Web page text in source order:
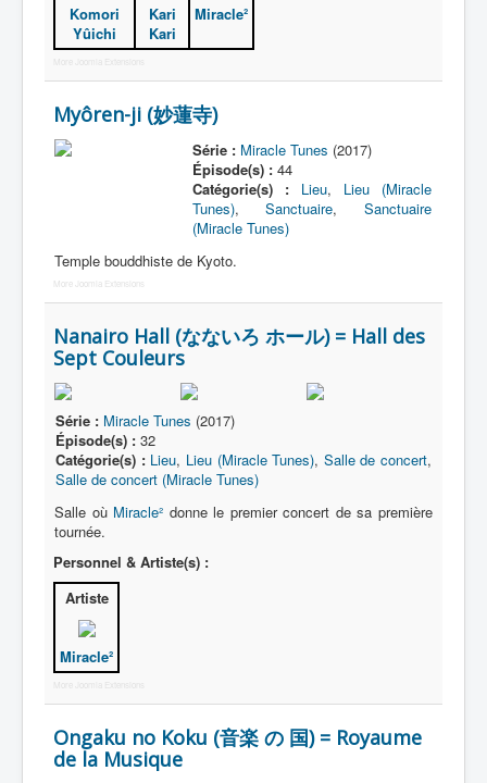
Komori
Yûichi
Kari
Kari
Miracle²
More Joomla Extensions
Myôren-ji (妙蓮寺)
Série : Miracle Tunes (2017)
Épisode(s) :44
Catégorie(s) :
Lieu, Lieu (Miracle
Tunes),Sanctuaire, Sanctuaire
(Miracle Tunes)
Temple bouddhiste de Kyoto.
More Joomla Extensions
Nanairo Hall (なないろ ホール) = Hall des
Sept Couleurs
Série : Miracle Tunes (2017)
Épisode(s) : 32
Catégorie(s) : Lieu, Lieu (Miracle Tunes), Salle de concert,
Salle de concert (Miracle Tunes)
Salle où Miracle² donne le premier concert de sa première
tournée.
Personnel & Artiste(s) :
Artiste
Miracle²
More Joomla Extensions
Ongaku no Koku (音楽 の 国) = Royaume
de la Musique